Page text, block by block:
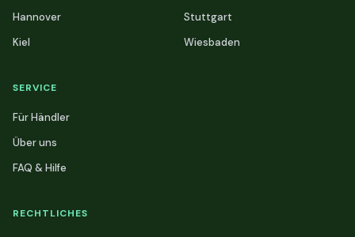
Hannover
Kiel
Stuttgart
Wiesbaden
SERVICE
Für Händler
Über uns
FAQ & Hilfe
RECHTLICHES